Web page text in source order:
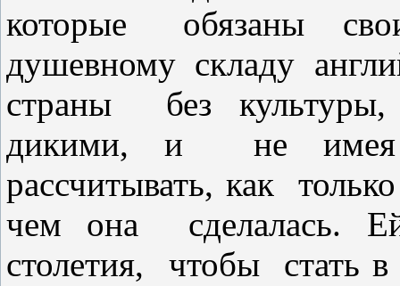
которые обязаны
душевному складу
страны без культуры,
дикими, и не имея
рассчитывать, как
чем она сделалась.
столетия, чтобы стать